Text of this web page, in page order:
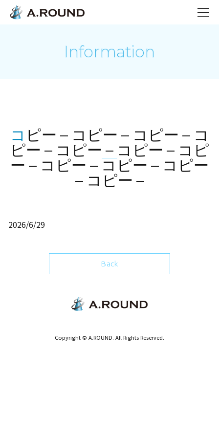
Information
コピー – コピー – コピー – コ
ピー – コピー – コピー – コピ
ー – コピー – コピー – コピー
– コピー –
2026/6/29
Back
Copyright © A.ROUND. All Rights Reserved.